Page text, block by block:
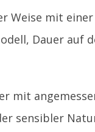
Weise mit einer
Dauer auf
mit
sensibler